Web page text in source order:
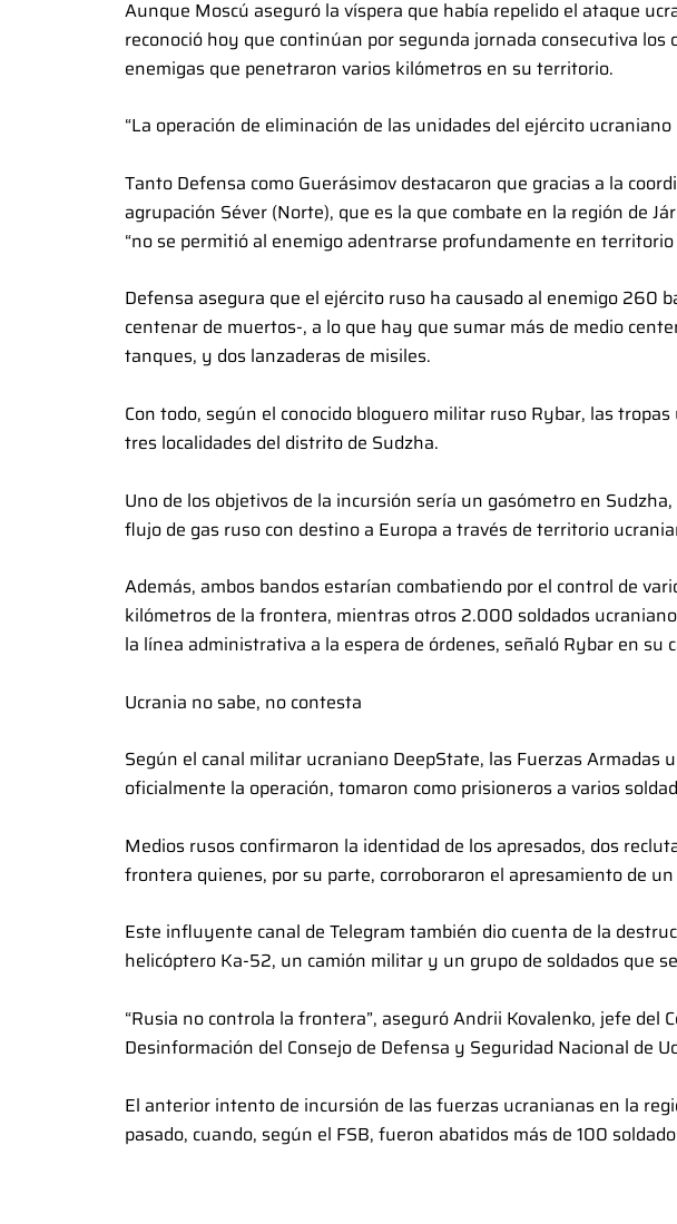
Aunque Moscú aseguró la víspera que había repelido el ataque
reconoció hoy que continúan por segunda jornada consecutiva los
enemigas que penetraron varios kilómetros en su territorio.
“La operación de eliminación de las unidades del ejército
Tanto Defensa como Guerásimov destacaron que gracias a la
agrupación Séver (Norte), que es la que combate en la región de
“no se permitió al enemigo adentrarse profundamente en territorio
Defensa asegura que el ejército ruso ha causado al enemigo 260
centenar de muertos-, a lo que hay que sumar más de medio
tanques, y dos lanzaderas de misiles.
Con todo, según el conocido bloguero militar ruso Rybar, las
tres localidades del distrito de Sudzha.
Uno de los objetivos de la incursión sería un gasómetro en
flujo de gas ruso con destino a Europa a través de territorio
Además, ambos bandos estarían combatiendo por el control de
kilómetros de la frontera, mientras otros 2.000 soldados
la línea administrativa a la espera de órdenes, señaló Rybar en su
Ucrania no sabe, no contesta
Según el canal militar ucraniano DeepState, las Fuerzas Armadas
oficialmente la operación, tomaron como prisioneros a varios
Medios rusos confirmaron la identidad de los apresados, dos
frontera quienes, por su parte, corroboraron el apresamiento de
Este influyente canal de Telegram también dio cuenta de la
helicóptero Ka-52, un camión militar y un grupo de soldados que
“Rusia no controla la frontera”, aseguró Andrii Kovalenko, jefe del
Desinformación del Consejo de Defensa y Seguridad Nacional de
El anterior intento de incursión de las fuerzas ucranianas en la
pasado, cuando, según el FSB, fueron abatidos más de 100